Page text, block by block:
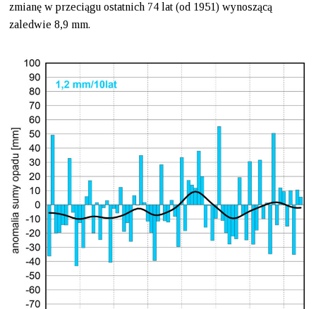
zmianę w przeciągu ostatnich 74 lat (od 1951) wynoszącą
zaledwie 8,9 mm.